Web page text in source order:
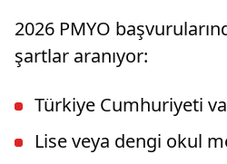
2026 PMYO
şartlar aranıyor:
Türkiye Cumhuriyeti
Lise veya dengi okul